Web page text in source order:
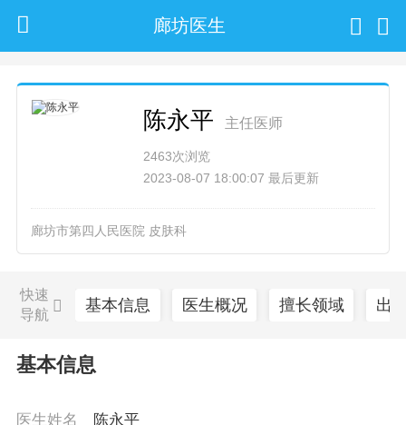
廊坊医生
陈永平 主任医师
2463次浏览
2023-08-07 18:00:07 最后更新
廊坊市第四人民医院 皮肤科
快速
导航
基本信息 医生概况 擅长领域 出
基本信息
医生姓名 陈永平